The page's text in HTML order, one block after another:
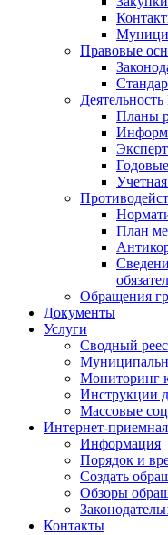
Правовые
Планы
План
Обращения
Документы
Услуги
Сводный
Мониторинг
Инструкции
Массовые
Интернет-приемная
Информация
Порядок и
Создать
Обзоры
Контакты